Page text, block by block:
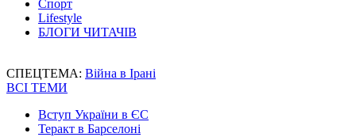
Спорт
Lifestyle
БЛОГИ ЧИТАЧІВ
СПЕЦТЕМА: Війна в Ірані
ВСІ ТЕМИ
Вступ України в ЄС
Теракт в Барселоні